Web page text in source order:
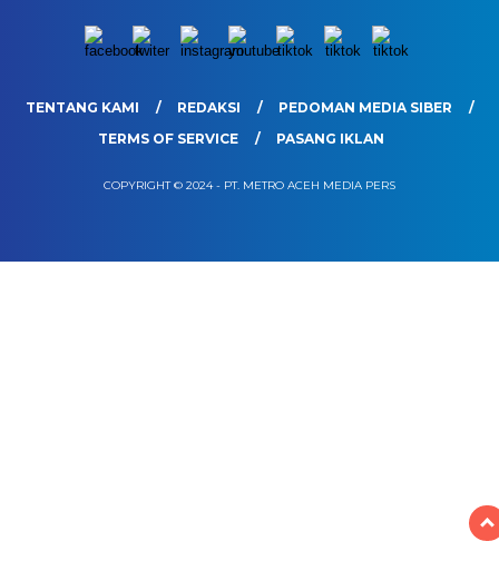
TENTANG KAMI REDAKSI
PEDOMAN MEDIA SIBER
TERMS OF SERVICE
PASANG IKLAN
COPYRIGHT © 2024 - PT. METRO ACEH MEDIA PERS